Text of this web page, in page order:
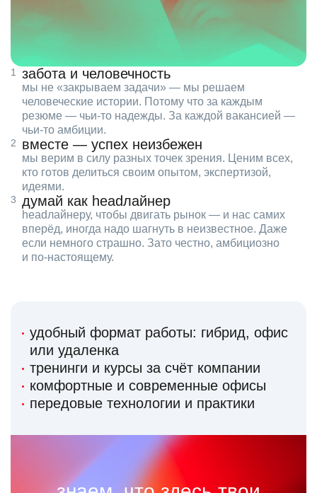
забота и человечность
мы не «закрываем задачи» — мы решаем
человеческие истории. Потому что за каждым
резюме — чьи‑то надежды. За каждой вакансией —
чьи‑то амбиции.
вместе — успех неизбежен
мы верим в силу разных точек зрения. Ценим всех,
кто готов делиться своим опытом, экспертизой,
идеями.
думай как headлайнер
headлайнеру, чтобы двигать рынок — и нас самих
вперёд, иногда надо шагнуть в неизвестное. Даже
если немного страшно. Зато честно, амбициозно
и по‑настоящему.
удобный формат работы: гибрид, офис
или удаленка
тренинги и курсы за счёт компании
комфортные и современные офисы
передовые технологии и практики